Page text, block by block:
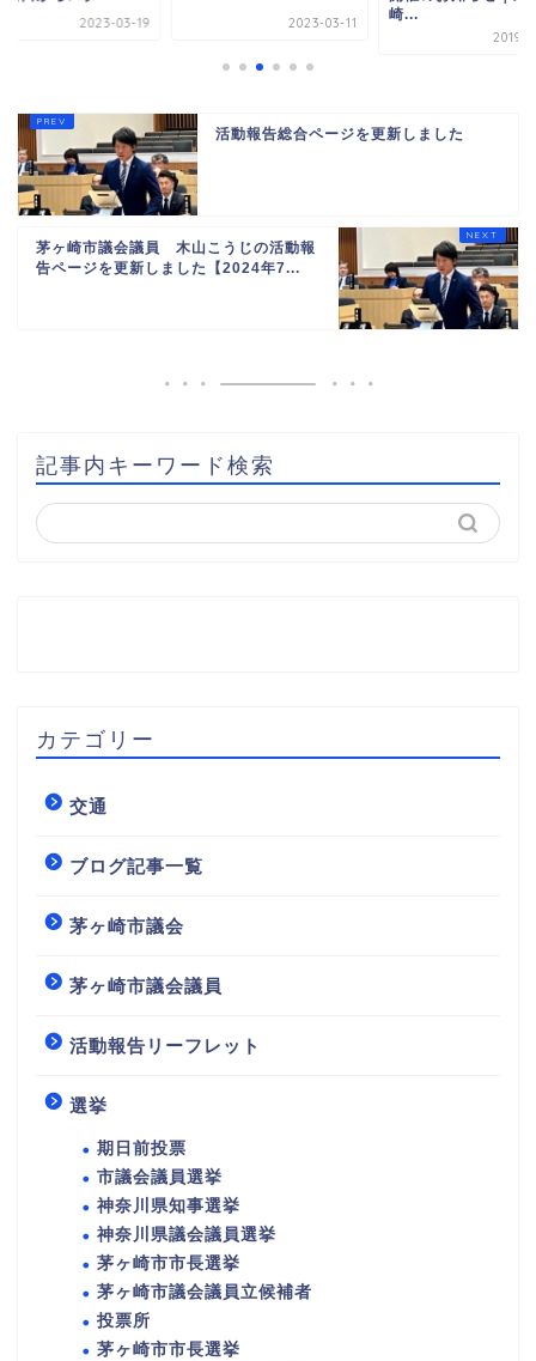
2023-03-19 2023-03-11
崎...
2019-
活動報告総合ページを更新しました
茅ヶ崎市議会議員 木山こうじの活動報
告ページを更新しました【2024年7...
記事内キーワード検索
カテゴリー
交通
ブログ記事一覧
茅ヶ崎市議会
茅ヶ崎市議会議員
活動報告リーフレット
選挙
期日前投票
市議会議員選挙
神奈川県知事選挙
神奈川県議会議員選挙
茅ヶ崎市市長選挙
茅ヶ崎市議会議員立候補者
投票所
茅ヶ崎市市長選挙